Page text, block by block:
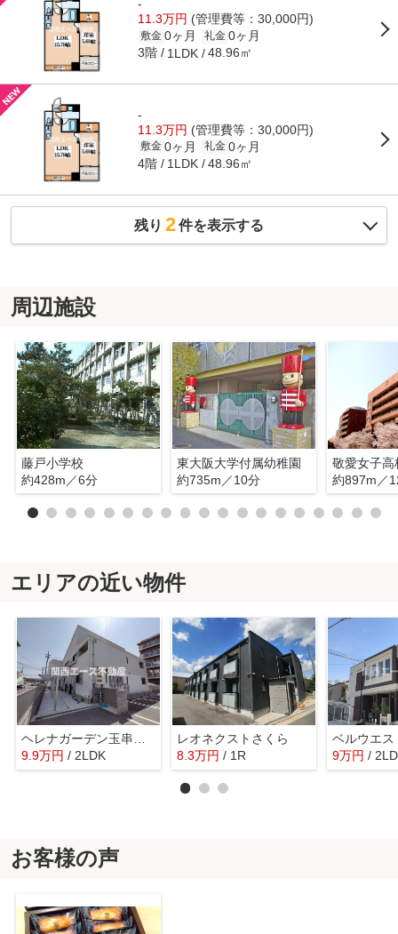
-
11.3万円 (管理費等：30,000円)
敷金 0ヶ月 礼金 0ヶ月
3階 1LDK 48.96㎡
-
11.3万円 (管理費等：30,000円)
敷金 0ヶ月 礼金 0ヶ月
4階 1LDK 48.96㎡
残り 2件を表示する
周辺施設
藤戸小学校
約428m／6分
東大阪大学付属幼稚園
約735m／10分
敬愛女子高
約897m／
エリアの近い物件
9.9万円 / 2LDK
レオネクストさくら
8.3万円 / 1R
ベルウエス
9万円 /
お客様の声